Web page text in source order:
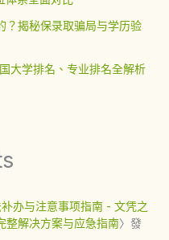
？揭秘保录取骗局与学历验
大学排名、专业排名全解析
办与注意事项指南 - 文凭之
整解决方案与应急指南〉發